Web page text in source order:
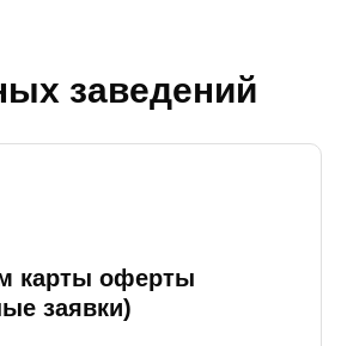
заведений
карты оферты
заявки)